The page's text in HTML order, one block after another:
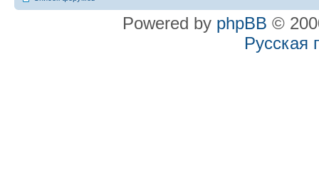
Powered by phpBB ©
Русская